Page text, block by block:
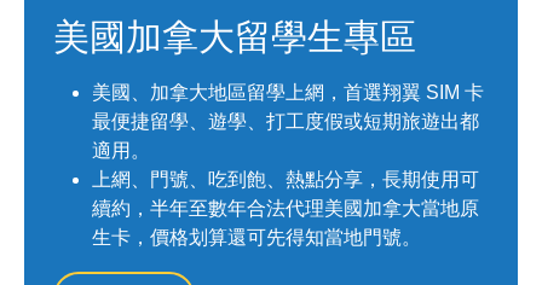
美國加拿大留學生專區
美國、加拿大地區留學上網，首選翔翼 SIM 卡
最便捷留學、遊學、打工度假或短期旅遊出都
適用。
上網、門號、吃到飽、熱點分享，長期使用可
續約，半年至數年合法代理美國加拿大當地原
生卡，價格划算還可先得知當地門號。